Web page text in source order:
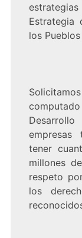
Estrategia
los
empresas
tener
millones
respeto
los